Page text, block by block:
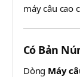
máy câu cao
Có Bản
Dòng Máy